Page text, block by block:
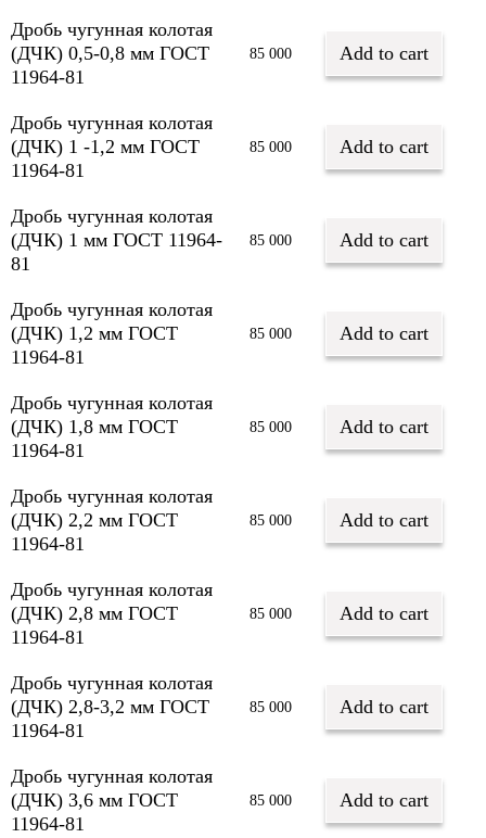
Дробь чугунная колотая
(ДЧК) 0,5-0,8 мм ГОСТ
11964-81
85 000 Add to cart
Дробь чугунная колотая
(ДЧК) 1 -1,2 мм ГОСТ
11964-81
85 000 Add to cart
Дробь чугунная колотая
(ДЧК) 1 мм ГОСТ 11964-
81
85 000 Add to cart
Дробь чугунная колотая
(ДЧК) 1,2 мм ГОСТ
11964-81
85 000 Add to cart
Дробь чугунная колотая
(ДЧК) 1,8 мм ГОСТ
11964-81
85 000 Add to cart
Дробь чугунная колотая
(ДЧК) 2,2 мм ГОСТ
11964-81
85 000 Add to cart
Дробь чугунная колотая
(ДЧК) 2,8 мм ГОСТ
11964-81
85 000 Add to cart
Дробь чугунная колотая
(ДЧК) 2,8-3,2 мм ГОСТ
11964-81
85 000 Add to cart
Дробь чугунная колотая
(ДЧК) 3,6 мм ГОСТ
11964-81
85 000 Add to cart